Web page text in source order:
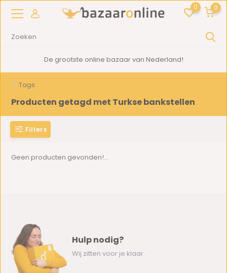
0 0
De grootste online bazaar van Nederland!
Tags
Producten getagd met Turkse bankstellen
Filters
Geen producten gevonden!...
Hulp nodig?
Wij zitten voor je klaar.